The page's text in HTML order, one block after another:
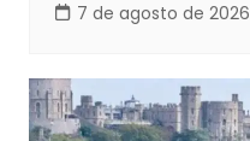
7 de agosto de 2026